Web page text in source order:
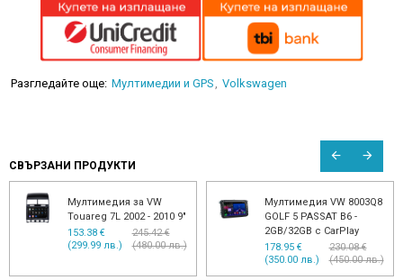
Разгледайте още: Мултимедии и GPS Volkswagen
СВЪРЗАНИ ПРОДУКТИ
Мултимедия за VW Golf
7 2013 - 2017
153.38 €
(299.99 лв.)
230.08 €
(450.00 лв.)
Паркинг камера VW
Passat B7 Golf Jetta
Sharan - Комби вариант
45.00 € (88.01 лв.)